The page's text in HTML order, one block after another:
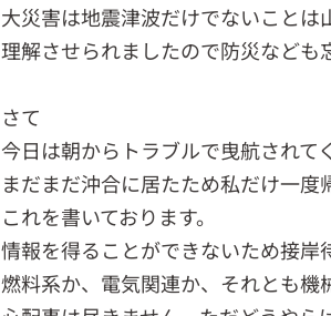
大災害は地震津波だけでないことは
理解させられましたので防災なども
さて
今日は朝からトラブルで曳航され
まだまだ沖合に居たため私だけ一度
これを書いております。
情報を得ることができないため接岸
燃料系か、電気関連か、それとも機